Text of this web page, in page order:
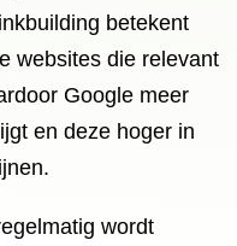
betekent
websites die relevant
Google meer
en deze hoger in
wordt